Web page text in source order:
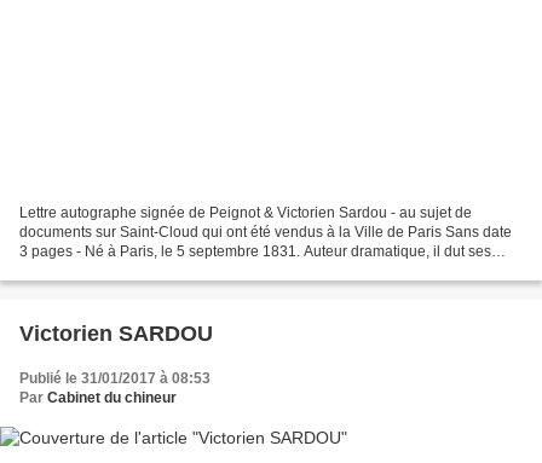
Lettre autographe signée de Peignot & Victorien Sardou - au sujet de
documents sur Saint-Cloud qui ont été vendus à la Ville de Paris Sans date
3 pages - Né à Paris, le 5 septembre 1831. Auteur dramatique, il dut ses
Victorien SARDOU
Publié le 31/01/2017 à 08:53
Par Cabinet du chineur